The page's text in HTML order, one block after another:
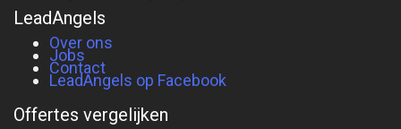
LeadAngels
Over ons
Jobs
Contact
LeadAngels op Facebook
Offertes vergelijken